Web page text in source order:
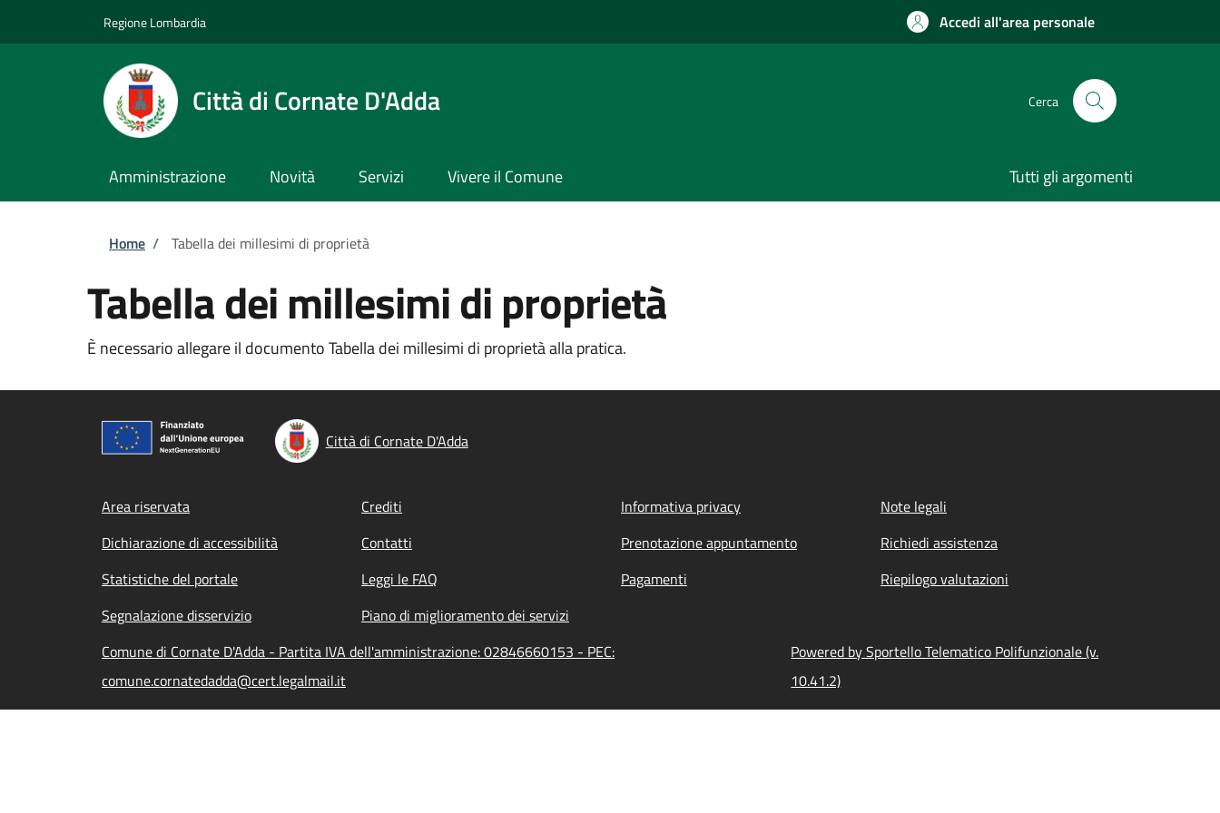
Regione Lombardia Accedi all'area personale
Città di Cornate D'Adda Cerca
Amministrazione Novità Servizi Vivere il Comune Tutti gli argomenti
Briciole di pane
Home / Tabella dei millesimi di proprietà
Tabella dei millesimi di proprietà
È necessario allegare il documento Tabella dei millesimi di proprietà alla pratica.
Città di Cornate D'Adda
Footer menu
Area riservata Crediti Informativa privacy
Note legali
Dichiarazione di accessibilità
Contatti Prenotazione appuntamento
Richiedi assistenza
Statistiche del portale
Leggi le FAQ Pagamenti
Riepilogo valutazioni
Segnalazione disservizio
Piano di miglioramento dei servizi
Comune di Cornate D'Adda - Partita IVA dell'amministrazione: 02846660153 - PEC:
comune.cornatedadda@cert.legalmail.it
Powered by Sportello Telematico Polifunzionale (v.
10.41.2)